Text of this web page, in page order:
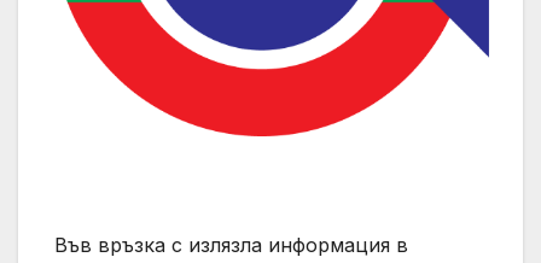
Във връзка с излязла информация в